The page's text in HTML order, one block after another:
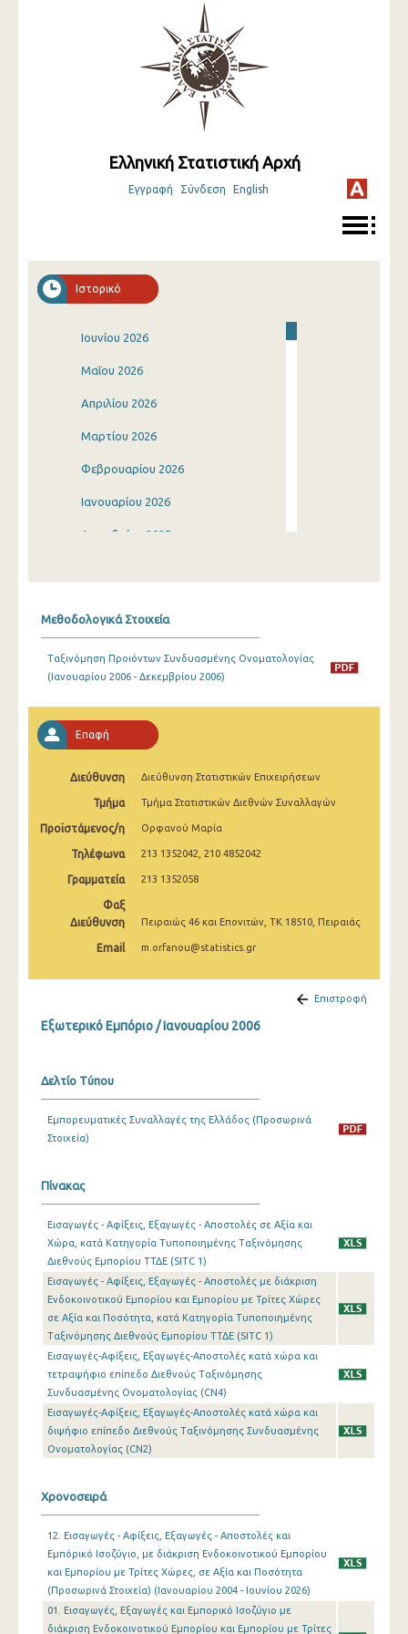
Ελληνική Στατιστική Αρχή
Εγγραφή Σύνδεση English
Ιστορικό
Ιουνίου 2026
Μαΐου 2026
Απριλίου 2026
Μαρτίου 2026
Φεβρουαρίου 2026
Ιανουαρίου 2026
Δεκεμβρίου 2025
Αυγούστου 2025
Ιουνίου 2025
Απριλίου 2025
Μαρτίου 2025
Φεβρουαρίου 2025
Δεκεμβρίου 2024
Σεπτεμβρίου 2024
Ιουνίου 2024
Απριλίου 2024
Μαρτίου 2024
Φεβρουαρίου 2024
Ιανουαρίου 2024
Δεκεμβρίου 2023
Νοεμβρίου 2023
Οκτωβρίου 2023
Σεπτεμβρίου 2023
Αυγούστου 2023
Ιουνίου 2023
Μαΐου 2023
Απριλίου 2023
Μαρτίου 2023
Μεθοδολογικά Στοιχεία
Ταξινόμηση Προιόντων Συνδυασμένης Ονοματολογίας
(Ιανουαρίου 2006 - Δεκεμβρίου 2006)
Επαφή
Διεύθυνση Διεύθυνση Στατιστικών Επιχειρήσεων
Τμήμα Τμήμα Στατιστικών Διεθνών Συναλλαγών
Προϊστάμενος/η Ορφανού Μαρία
Τηλέφωνα 213 1352042, 210 4852042
Γραμματεία 213 1352058
Φαξ
Διεύθυνση
Πειραιώς 46 και Επονιτών, ΤΚ 18510, Πειραιάς
Email m.orfanou@statistics.gr
Επιστροφή
Εξωτερικό Εμπόριο / Ιανουαρίου 2006
Δελτίο Τύπου
Εμπορευματικές Συναλλαγές της Ελλάδος (Προσωρινά
Στοιχεία)
Πίνακας
Εισαγωγές - Αφίξεις, Εξαγωγές - Αποστολές σε Αξία και
Χώρα, κατά Κατηγορία Τυποποιημένης Ταξινόμησης
Διεθνούς Εμπορίου ΤΤΔΕ (SITC 1)
Εισαγωγές - Αφίξεις, Εξαγωγές - Αποστολές με διάκριση
Ενδοκοινοτικού Εμπορίου και Εμπορίου με Τρίτες Χώρες
σε Αξία και Ποσότητα, κατά Κατηγορία Τυποποιημένης
Ταξινόμησης Διεθνούς Εμπoρίου ΤΤΔΕ (SITC 1)
Εισαγωγές-Αφίξεις, Εξαγωγές-Αποστολές κατά χώρα και
τετραψήφιο επίπεδο Διεθνούς Ταξινόμησης
Συνδυασμένης Ονοματολογίας (CN4)
Εισαγωγές-Αφίξεις, Εξαγωγές-Αποστολές κατά χώρα και
διψήφιο επίπεδο Διεθνούς Ταξινόμησης Συνδυασμένης
Ονοματολογίας (CN2)
Χρονοσειρά
12. Εισαγωγές - Αφίξεις, Εξαγωγές - Αποστολές και
Εμπόρικό Ισοζύγιο, με διάκριση Ενδοκοινοτικού Εμπορίου
και Εμπορίου με Τρίτες Χώρες, σε Αξία και Ποσότητα
(Προσωρινά Στοιχεία) (Ιανουαρίου 2004 - Ιουνίου 2026)
01. Εισαγωγές, Εξαγωγές και Εμπορικό Ισοζύγιο με
διάκριση Ενδοκοινοτικού Εμπορίου και Εμπορίου με Τρίτες